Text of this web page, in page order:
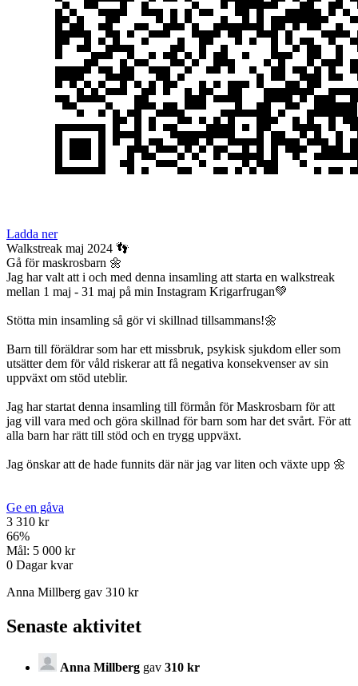
Ladda ner
Walkstreak maj 2024 👣
Gå för maskrosbarn 🌼
Jag har valt att i och med denna insamling att starta en walkstreak
mellan 1 maj - 31 maj på min Instagram Krigarfrugan💚
Stötta min insamling så gör vi skillnad tillsammans!🌼
Barn till föräldrar som har ett missbruk, psykisk sjukdom eller som
utsätter dem för våld riskerar att få negativa konsekvenser av sin
uppväxt om stöd uteblir.
Jag har startat denna insamling till förmån för Maskrosbarn för att
jag vill vara med och göra skillnad för barn som har det svårt. För att
alla barn har rätt till stöd och en trygg uppväxt.
Jag önskar att de hade funnits där när jag var liten och växte upp 🌼
Ge en gåva
3 310 kr
66%
Mål: 5 000 kr
0 Dagar kvar
Anna Millberg gav 310 kr
Senaste aktivitet
Anna Millberg gav 310 kr